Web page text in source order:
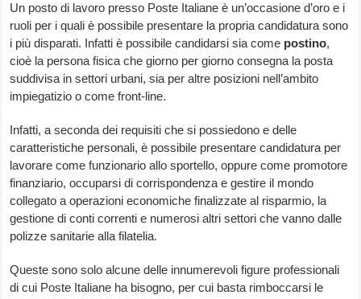
Un posto di lavoro presso Poste Italiane è un’occasione d’oro e i
ruoli per i quali è possibile presentare la propria candidatura sono
i più disparati. Infatti è possibile candidarsi sia come postino,
cioè la persona fisica che giorno per giorno consegna la posta
suddivisa in settori urbani, sia per altre posizioni nell’ambito
impiegatizio o come front-line.
Infatti, a seconda dei requisiti che si possiedono e delle
caratteristiche personali, è possibile presentare candidatura per
lavorare come funzionario allo sportello, oppure come promotore
finanziario, occuparsi di corrispondenza e gestire il mondo
collegato a operazioni economiche finalizzate al risparmio, la
gestione di conti correnti e numerosi altri settori che vanno dalle
polizze sanitarie alla filatelia.
Queste sono solo alcune delle innumerevoli figure professionali
di cui Poste Italiane ha bisogno, per cui basta rimboccarsi le